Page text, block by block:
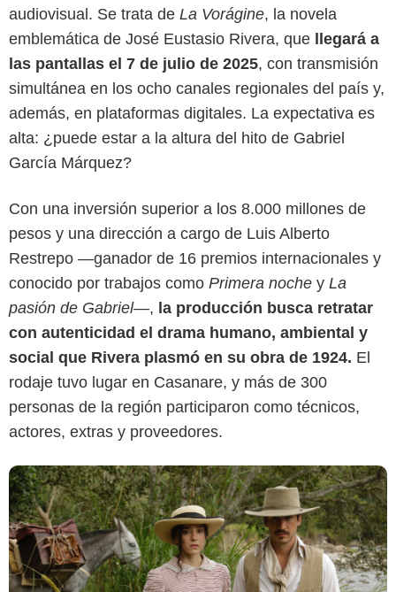
audiovisual. Se trata de La Vorágine, la novela
emblemática de José Eustasio Rivera, que llegará a
las pantallas el 7 de julio de 2025, con transmisión
simultánea en los ocho canales regionales del país y,
además, en plataformas digitales. La expectativa es
alta: ¿puede estar a la altura del hito de Gabriel
García Márquez?
Con una inversión superior a los 8.000 millones de
pesos y una dirección a cargo de Luis Alberto
Restrepo —ganador de 16 premios internacionales y
conocido por trabajos como Primera noche y La
pasión de Gabriel—, la producción busca retratar
con autenticidad el drama humano, ambiental y
social que Rivera plasmó en su obra de 1924. El
rodaje tuvo lugar en Casanare, y más de 300
personas de la región participaron como técnicos,
actores, extras y proveedores.
Canal Capital